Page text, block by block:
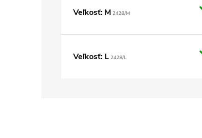
Veľkosť: M 2428/M
Veľkosť: L 2428/L